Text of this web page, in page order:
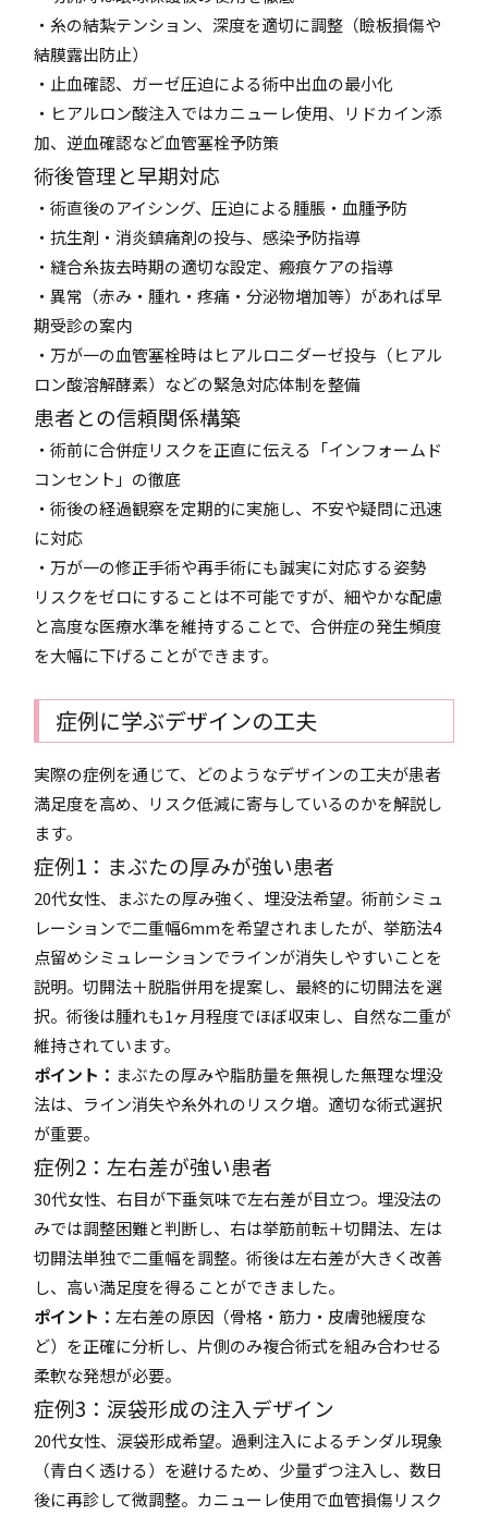
・糸の結紮テンション、深度を適切に調整（瞼板損傷や
結膜露出防止）
・止血確認、ガーゼ圧迫による術中出血の最小化
・ヒアルロン酸注入ではカニューレ使用、リドカイン添
加、逆血確認など血管塞栓予防策
術後管理と早期対応
・術直後のアイシング、圧迫による腫脹・血腫予防
・抗生剤・消炎鎮痛剤の投与、感染予防指導
・縫合糸抜去時期の適切な設定、瘢痕ケアの指導
・異常（赤み・腫れ・疼痛・分泌物増加等）があれば早
期受診の案内
・万が一の血管塞栓時はヒアルロニダーゼ投与（ヒアル
ロン酸溶解酵素）などの緊急対応体制を整備
患者との信頼関係構築
・術前に合併症リスクを正直に伝える「インフォームド
コンセント」の徹底
・術後の経過観察を定期的に実施し、不安や疑問に迅速
に対応
・万が一の修正手術や再手術にも誠実に対応する姿勢
リスクをゼロにすることは不可能ですが、細やかな配慮
と高度な医療水準を維持することで、合併症の発生頻度
を大幅に下げることができます。
症例に学ぶデザインの工夫
実際の症例を通じて、どのようなデザインの工夫が患者
満足度を高め、リスク低減に寄与しているのかを解説し
ます。
症例1：まぶたの厚みが強い患者
20代女性、まぶたの厚み強く、埋没法希望。術前シミュ
レーションで二重幅6mmを希望されましたが、挙筋法4
点留めシミュレーションでラインが消失しやすいことを
説明。切開法＋脱脂併用を提案し、最終的に切開法を選
択。術後は腫れも1ヶ月程度でほぼ収束し、自然な二重が
維持されています。
ポイント： まぶたの厚みや脂肪量を無視した無理な埋没
法は、ライン消失や糸外れのリスク増。適切な術式選択
が重要。
症例2：左右差が強い患者
30代女性、右目が下垂気味で左右差が目立つ。埋没法の
みでは調整困難と判断し、右は挙筋前転＋切開法、左は
切開法単独で二重幅を調整。術後は左右差が大きく改善
し、高い満足度を得ることができました。
ポイント：左右差の原因（骨格・筋力・皮膚弛緩度な
ど）を正確に分析し、片側のみ複合術式を組み合わせる
柔軟な発想が必要。
症例3：涙袋形成の注入デザイン
20代女性、涙袋形成希望。過剰注入によるチンダル現象
（青白く透ける）を避けるため、少量ずつ注入し、数日
後に再診して微調整。カニューレ使用で血管損傷リスク